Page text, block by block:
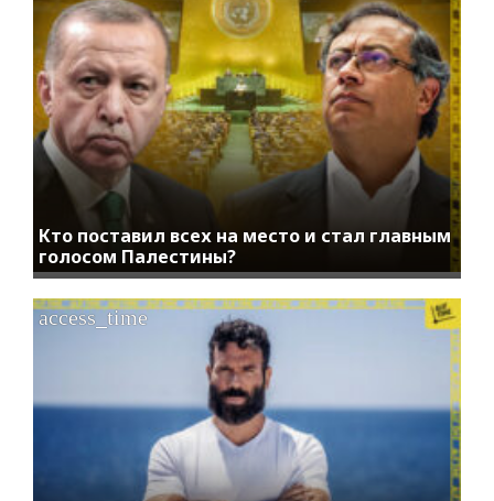
Кто поставил всех на место и стал главным
голосом Палестины?
access_time